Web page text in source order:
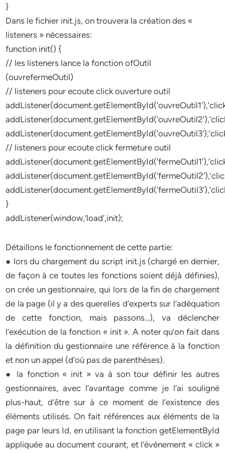
}
Dans le fichier init.js, on trouvera la création des «
listeners » nécessaires:
function init() {
// les listeners lance la fonction ofOutil
(ouvrefermeOutil)
// listeners pour ecoute click ouverture outil
// listeners pour ecoute click fermeture outil
}
addListener(window,’load’,init);
Détaillons le fonctionnement de cette partie:
● lors du chargement du script init.js (chargé en dernier,
de façon à ce toutes les fonctions soient déjà définies),
on crée un gestionnaire, qui lors de la fin de chargement
de la page (il y a des querelles d’experts sur l’adéquation
de cette fonction, mais passons…), va déclencher
l’exécution de la fonction « init ». A noter qu’on fait dans
la définition du gestionnaire une référence à la fonction
et non un appel (d’où pas de parenthèses).
● la fonction « init » va à son tour définir les autres
gestionnaires, avec l’avantage comme je l’ai souligné
plus-haut, d’être sur à ce moment de l’existence des
éléments utilisés. On fait références aux éléments de la
page par leurs Id, en utilisant la fonction getElementById
appliquée au document courant, et l’évènement « click »